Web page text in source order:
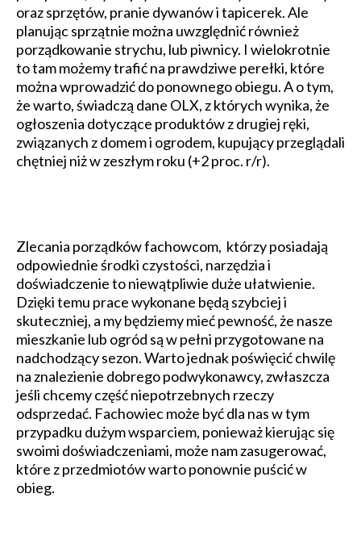
oraz sprzętów, pranie dywanów i tapicerek. Ale
planując sprzątnie można uwzględnić również
porządkowanie strychu, lub piwnicy. I wielokrotnie
to tam możemy trafić na prawdziwe perełki, które
można wprowadzić do ponownego obiegu. A o tym,
że warto, świadczą dane OLX, z których wynika, że
ogłoszenia dotyczące produktów z drugiej ręki,
związanych z domem i ogrodem, kupujący przeglądali
chętniej niż w zeszłym roku (+2 proc. r/r).
Zlecania porządków fachowcom, którzy posiadają
odpowiednie środki czystości, narzędzia i
doświadczenie to niewątpliwie duże ułatwienie.
Dzięki temu prace wykonane będą szybciej i
skuteczniej, a my będziemy mieć pewność, że nasze
mieszkanie lub ogród są w pełni przygotowane na
nadchodzący sezon. Warto jednak poświęcić chwilę
na znalezienie dobrego podwykonawcy, zwłaszcza
jeśli chcemy część niepotrzebnych rzeczy
odsprzedać. Fachowiec może być dla nas w tym
przypadku dużym wsparciem, ponieważ kierując się
swoimi doświadczeniami, może nam zasugerować,
które z przedmiotów warto ponownie puścić w
obieg.